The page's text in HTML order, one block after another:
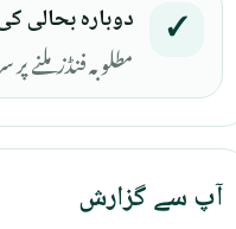
✓ دوبارہ
مطلوبہ فنڈز
آپ سے گزارش